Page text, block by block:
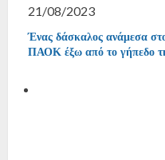
21/08/2023
Ένας δάσκαλος ανάμεσα
ΠΑΟΚ έξω από το γήπεδο